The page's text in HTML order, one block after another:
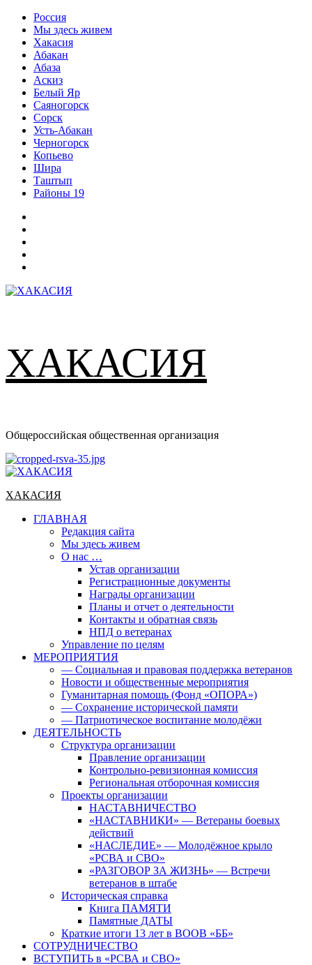
Перейти
содержимому
Россия
Мы здесь живем
Хакасия
Абакан
Абаза
Аскиз
Белый Яр
Саяногорск
Сорск
Усть-Абакан
Черногорск
Копьево
Шира
Таштып
Районы 19
ХАКАСИЯ
Общероссийская общественная организация
Основное
ХАКАСИЯ
ГЛАВНАЯ
Редакция сайта
Мы здесь живем
О нас …
Устав организации
Регистрационные документы
Награды организации
Планы и отчет о деятельности
Контакты и обратная связь
НПД о ветеранах
Управление по целям
МЕРОПРИЯТИЯ
— Социальная и правовая поддержка ветеранов
Новости и общественные мероприятия
Гуманитарная помощь (Фонд «ОПОРА»)
— Сохранение исторической памяти
— Патриотическое воспитание молодёжи
ДЕЯТЕЛЬНОСТЬ
Структура организации
Правление организации
Контрольно-ревизионная комиссия
Региональная отборочная комиссия
Проекты организации
НАСТАВНИЧЕСТВО
«НАСТАВНИКИ» — Ветераны боевых
действий
«НАСЛЕДИЕ» — Молодёжное крыло
«РСВА и СВО»
«РАЗГОВОР ЗА ЖИЗНЬ» — Встречи
ветеранов в штабе
Историческая справка
Книга ПАМЯТИ
Памятные ДАТЫ
Краткие итоги 13 лет в ВООВ «ББ»
СОТРУДНИЧЕСТВО
ВСТУПИТЬ в «РСВА и СВО»